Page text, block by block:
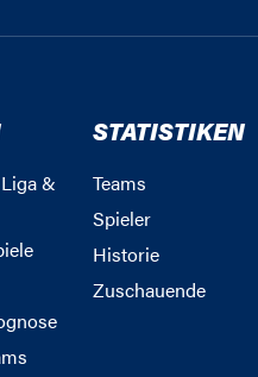
&
STATISTIKEN
Teams
Spieler
Historie
Zuschauende